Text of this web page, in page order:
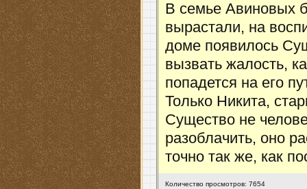
В семье Авиновых
вырастали, на
доме появилось
вызвать жалость,
попадется на его
Только Никита,
Существо не
разоблачить, оно
точно так же, как
Количество просмотров: 7654